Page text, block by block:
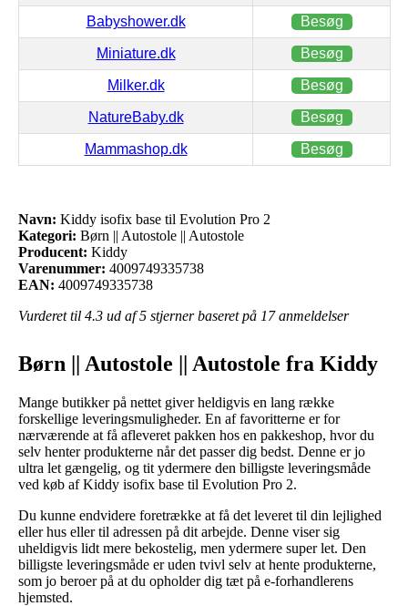
Babyshower.dk Besøg
Miniature.dk Besøg
Milker.dk Besøg
NatureBaby.dk Besøg
Mammashop.dk Besøg
Navn: Kiddy isofix base til Evolution Pro 2
Kategori: Børn || Autostole || Autostole
Producent: Kiddy
Varenummer: 4009749335738
EAN: 4009749335738
Vurderet til 4.3 ud af 5 stjerner baseret på 17anmeldelser
Børn || Autostole || Autostole fra Kiddy
Mange butikker på nettet giver heldigvis en lang række
forskellige leveringsmuligheder. En af favoritterne er for
nærværende at få afleveret pakken hos en pakkeshop, hvor du
selv henter produkterne når det passer dig bedst. Denne er jo
ultra let gængelig, og tit ydermere den billigste leveringsmåde
ved køb af Kiddy isofix base til Evolution Pro 2.
Du kunne endvidere foretrække at få det leveret til din lejlighed
eller hus eller til adressen på dit arbejde. Denne viser sig
uheldigvis lidt mere bekostelig, men ydermere super let. Den
billigste leveringsmåde er uden tvivl selv at hente produkterne,
som jo beroer på at du opholder dig tæt på e-forhandlerens
hjemsted.